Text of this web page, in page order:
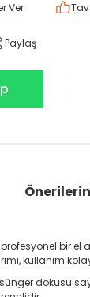
Ver
Paylaş
bir el
kullanım
dokusu